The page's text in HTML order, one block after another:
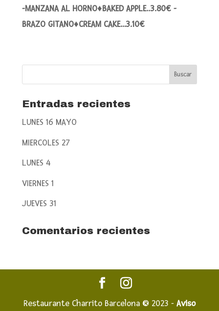
-MANZANA AL HORNO♦BAKED APPLE..3.80€ -
BRAZO GITANO♦CREAM CAKE…3.10€
Entradas recientes
LUNES 16 MAYO
MIERCOLES 27
LUNES 4
VIERNES 1
JUEVES 31
Comentarios recientes
Restaurante Charrito Barcelona ® 2023 - Aviso